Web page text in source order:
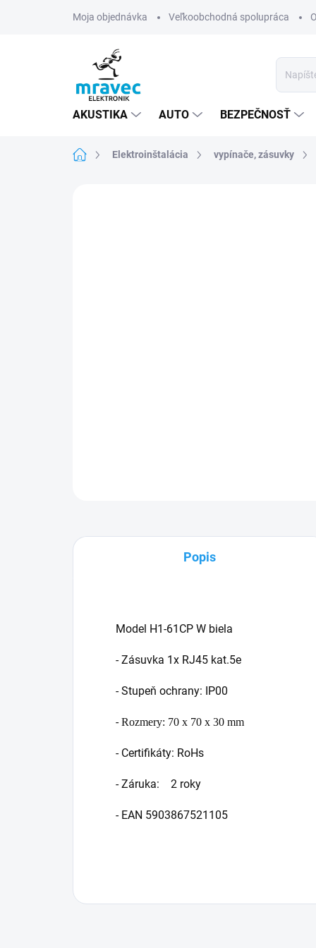
Moja objednávka Veľkoobchodná spolupráca
AKUSTIKA AUTO BEZPEČNOSŤ
DomovElektroinštalácia vypínače, zásuvky
Popis
Model H1-61CP W biela
- Zásuvka 1x RJ45 kat.5e
- Stupeň ochrany: IP00
-Rozmery: 70 x 70 x 30 mm
- Certifikáty: RoHs
- Záruka: 2 roky
- EAN 5903867521105